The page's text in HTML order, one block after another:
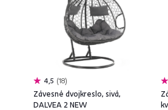
4,5 18
Závesné dvojkreslo, sivá,
DALVEA 2 NEW